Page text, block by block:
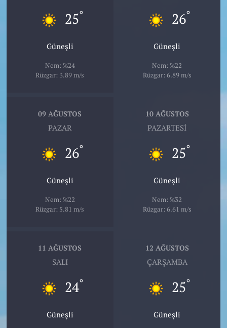
25°
Güneşli
Nem: %24
Rüzgar: 3.89 m/s
26°
Güneşli
Nem: %22
Rüzgar: 6.89 m/s
09 AĞUSTOS
PAZAR
26°
Güneşli
Nem: %22
Rüzgar: 5.81 m/s
10 AĞUSTOS
PAZARTESI
25°
Güneşli
Nem: %32
Rüzgar: 6.61 m/s
11 AĞUSTOS
SALI
24°
Güneşli
12 AĞUSTOS
ÇARŞAMBA
25°
Güneşli